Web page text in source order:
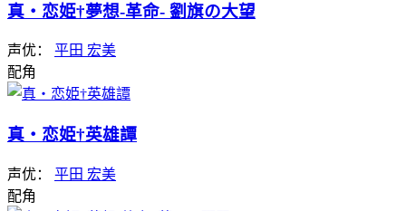
真・恋姫†夢想-革命- 劉旗の大望
声优： 平田 宏美
配角
真・恋姫†英雄譚
声优： 平田 宏美
配角